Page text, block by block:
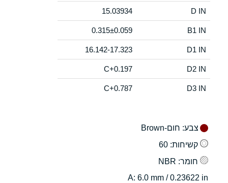
D IN
15.03934
B1 IN
0.315±0.059
D1 IN
16.142-17.323
D2 IN
C+0.197
D3 IN
C+0.787
צבע: חום-Brown
קשיחות: 60
חומר: NBR
: 6.0 mm / 0.23622 in